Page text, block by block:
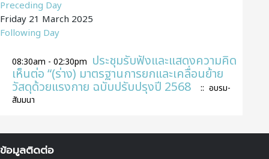
Preceding Day
Friday 21 March 2025
Following Day
08:30am - 02:30pm ประชุมรับฟังและแสดงความคิด
เห็นต่อ “(ร่าง) มาตรฐานการยกและเคลื่อนย้าย
วัสดุด้วยแรงกาย ฉบับปรับปรุงปี 2568
:: อบรม-
สัมมนา
ข้อมูลติดต่อ